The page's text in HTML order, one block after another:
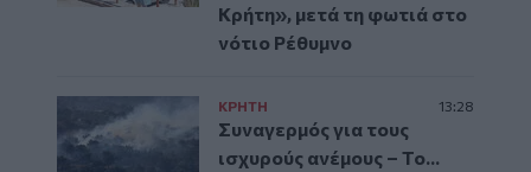
Κρήτη», μετά τη φωτιά στο
νότιο Ρέθυμνο
ΚΡΗΤΗ 13:28
Συναγερμός για τους
ισχυρούς ανέμους – Το...